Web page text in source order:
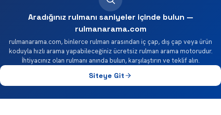
Aradığınız rulmanı saniyeler içinde bulun —
rulmanarama.com
rulmanarama.com, binlerce rulman arasından iç çap, dış çap veya ürün
koduyla hızlı arama yapabileceğiniz ücretsiz rulman arama motorudur.
İhtiyacınız olan rulmanı anında bulun, karşılaştırın ve teklif alın.
Siteye Git